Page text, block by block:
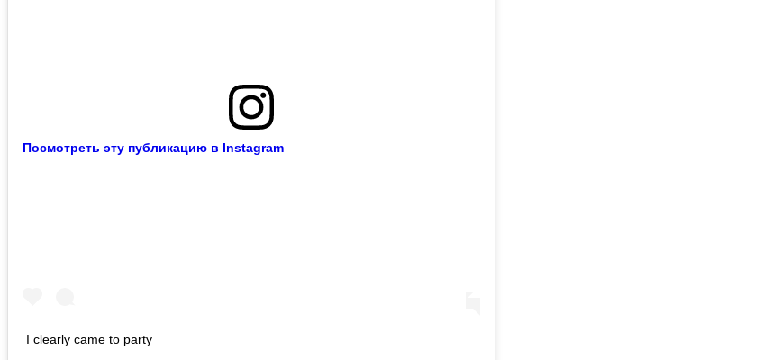
Посмотреть эту публикацию в Instagram
I clearly came to party